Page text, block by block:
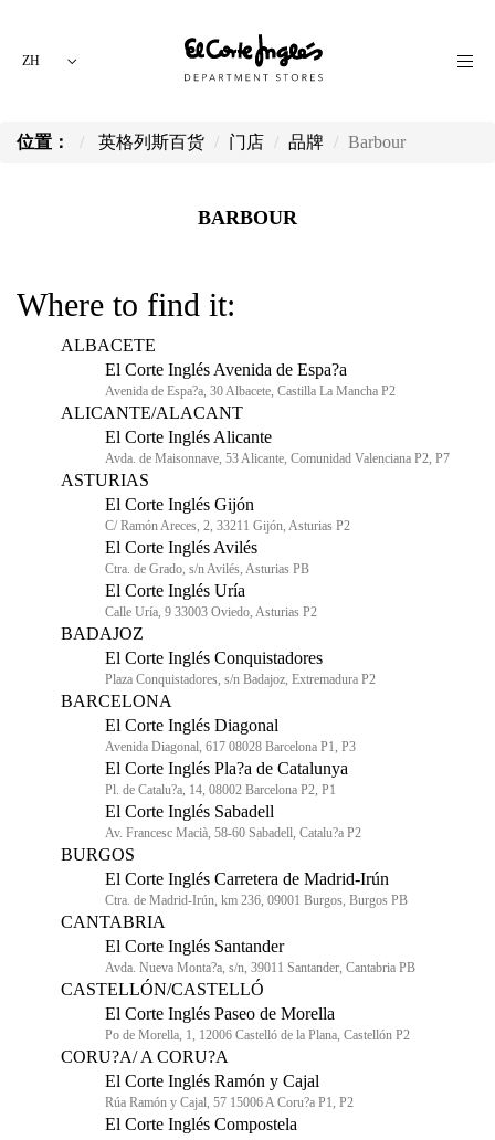
ZH
位置： 英格列斯百货 门店 品牌 Barbour
BARBOUR
Where to find it:
ALBACETE
El Corte Inglés Avenida de Espa?a
Avenida de Espa?a, 30 Albacete, Castilla La Mancha P2
ALICANTE/ALACANT
El Corte Inglés Alicante
Avda. de Maisonnave, 53 Alicante, Comunidad Valenciana P2, P7
ASTURIAS
El Corte Inglés Gijón
C/ Ramón Areces, 2, 33211 Gijón, Asturias P2
El Corte Inglés Avilés
Ctra. de Grado, s/n Avilés, Asturias PB
El Corte Inglés Uría
Calle Uría, 9 33003 Oviedo, Asturias P2
BADAJOZ
El Corte Inglés Conquistadores
Plaza Conquistadores, s/n Badajoz, Extremadura P2
BARCELONA
El Corte Inglés Diagonal
Avenida Diagonal, 617 08028 Barcelona P1, P3
El Corte Inglés Pla?a de Catalunya
Pl. de Catalu?a, 14, 08002 Barcelona P2, P1
El Corte Inglés Sabadell
Av. Francesc Macià, 58-60 Sabadell, Catalu?a P2
BURGOS
El Corte Inglés Carretera de Madrid-Irún
Ctra. de Madrid-Irún, km 236, 09001 Burgos, Burgos PB
CANTABRIA
El Corte Inglés Santander
Avda. Nueva Monta?a, s/n, 39011 Santander, Cantabria PB
CASTELLÓN/CASTELLÓ
El Corte Inglés Paseo de Morella
Po de Morella, 1, 12006 Castelló de la Plana, Castellón P2
CORU?A/ A CORU?A
El Corte Inglés Ramón y Cajal
Rúa Ramón y Cajal, 57 15006 A Coru?a P1, P2
El Corte Inglés Compostela